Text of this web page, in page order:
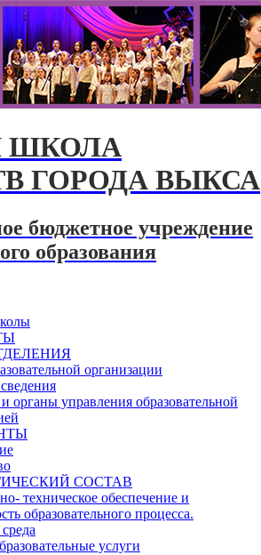
ШКОЛА
ГОРОДА ВЫКСА
бюджетное учреждение
образования
организации
органы управления образовательной
СОСТАВ
техническое обеспечение и
образовательного процесса.
услуги